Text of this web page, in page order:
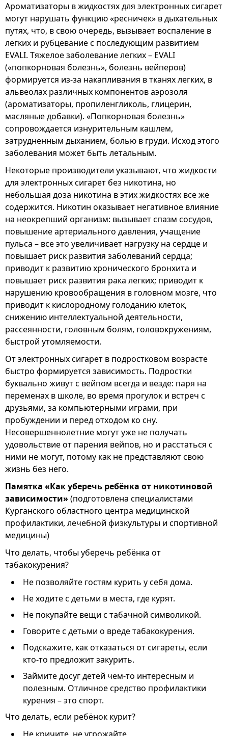
Ароматизаторы в жидкостях для электронных сигарет
могут нарушать функцию «ресничек» в дыхательных
путях, что, в свою очередь, вызывает воспаление в
легких и рубцевание с последующим развитием
EVALI. Тяжелое заболевание легких – EVALI
(«попкорновая болезнь», болезнь вейперов)
формируется из-за накапливания в тканях легких, в
альвеолах различных компонентов аэрозоля
(ароматизаторы, пропиленгликоль, глицерин,
масляные добавки). «Попкорновая болезнь»
сопровождается изнурительным кашлем,
затрудненным дыханием, болью в груди. Исход этого
заболевания может быть летальным.
Некоторые производители указывают, что жидкости
для электронных сигарет без никотина, но
небольшая доза никотина в этих жидкостях все же
содержится. Никотин оказывает негативное влияние
на неокрепший организм: вызывает спазм сосудов,
повышение артериального давления, учащение
пульса – все это увеличивает нагрузку на сердце и
повышает риск развития заболеваний сердца;
приводит к развитию хронического бронхита и
повышает риск развития рака легких; приводит к
нарушению кровообращения в головном мозге, что
приводит к кислородному голоданию клеток,
снижению интеллектуальной деятельности,
рассеянности, головным болям, головокружениям,
быстрой утомляемости.
От электронных сигарет в подростковом возрасте
быстро формируется зависимость. Подростки
буквально живут с вейпом всегда и везде: паря на
переменах в школе, во время прогулок и встреч с
друзьями, за компьютерными играми, при
пробуждении и перед отходом ко сну.
Несовершеннолетние могут уже не получать
удовольствие от парения вейпов, но и расстаться с
ними не могут, потому как не представляют свою
жизнь без него.
Памятка «Как уберечь ребёнка от никотиновой
зависимости»(подготовлена специалистами
Курганского областного центра медицинской
профилактики, лечебной физкультуры и спортивной
медицины)
Что делать, чтобы уберечь ребёнка от
табакокурения?
Не позволяйте гостям курить у себя дома.
Не ходите с детьми в места, где курят.
Не покупайте вещи с табачной символикой.
Говорите с детьми о вреде табакокурения.
Подскажите, как отказаться от сигареты, если
кто-то предложит закурить.
Займите досуг детей чем-то интересным и
полезным. Отличное средство профилактики
курения – это спорт.
Что делать, если ребёнок курит?